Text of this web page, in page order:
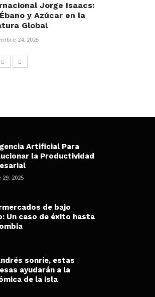
Jorge Isaacs:
y Azúcar en la
Global
24, 2025
Artificial Para
la Productividad
2025
de bajo
Un caso de éxito hasta
sonríe, estas
ayudarán a la
de la isla